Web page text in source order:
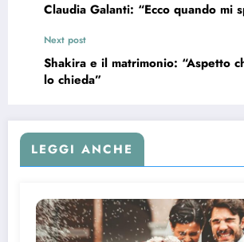
Claudia Galanti: “Ecco quando mi
Next post
Shakira e il matrimonio: “Aspetto
lo chieda”
LEGGI ANCHE